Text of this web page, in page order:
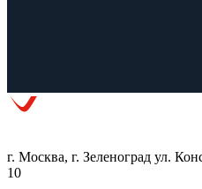
г. Москва, г. Зеленоград ул.
10